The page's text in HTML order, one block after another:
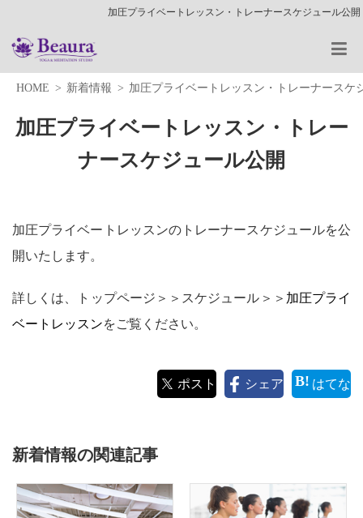
加圧プライベートレッスン・トレーナースケジュール公開
HOME 新着情報 加圧プライベートレッスン・トレーナースケ
加圧プライベートレッスン・トレー
ナースケジュール公開
加圧プライベートレッスンのトレーナースケジュールを公
開いたします。
詳しくは、トップページ＞＞スケジュール＞＞ 加圧プライ
ベートレッスンをご覧ください。
ポスト シェア はてな
新着情報の関連記事